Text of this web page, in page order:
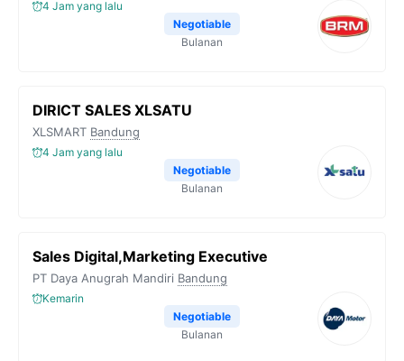
4 Jam yang lalu
Negotiable
Bulanan
DIRICT SALES XLSATU
XLSMART Bandung
4 Jam yang lalu
Negotiable
Bulanan
Sales Digital,Marketing Executive
PT Daya Anugrah Mandiri Bandung
Kemarin
Negotiable
Bulanan